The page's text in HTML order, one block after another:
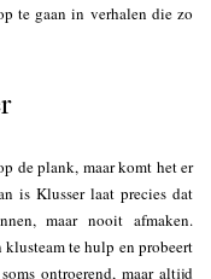
te gaan in verhalen die zo
de plank, maar komt het er
is Klusser laat precies dat
maar nooit afmaken.
klusteam te hulp en probeert
ontroerend, maar altijd